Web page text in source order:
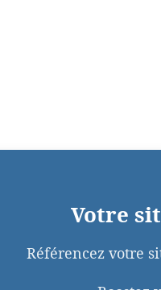
Votre
Référencez votre